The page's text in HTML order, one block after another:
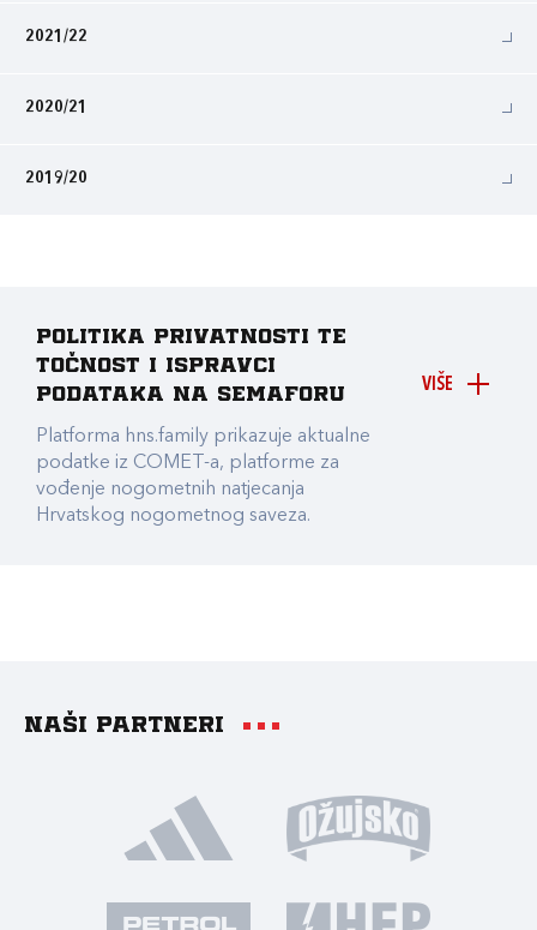
2021/22
2020/21
2019/20
VIŠE
Politika privatnosti te
točnost i ispravci
podataka na Semaforu
Platforma hns.family prikazuje aktualne
podatke iz COMET-a, platforme za
vođenje nogometnih natjecanja
Hrvatskog nogometnog saveza.
Naši partneri